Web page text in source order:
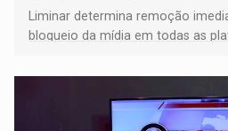
Liminar determina remoção
bloqueio da mídia em todas as